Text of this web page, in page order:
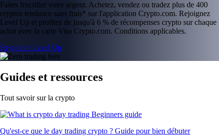
Faites fructifier votre argent. Achetez, vendez ou tradez plus de 400
cryptos tendance sans frais* sur l'application Crypto.com. Rejoignez
Level Up et profitez de jusqu'à 6 % de récompenses crypto sur chaque
achat avec la carte Visa Crypto.com. Conditions applicables.
Rejoindre Level Up
Guides et ressources
Tout savoir sur la crypto
Qu'est-ce que le day trading crypto ? Guide pour bien débuter